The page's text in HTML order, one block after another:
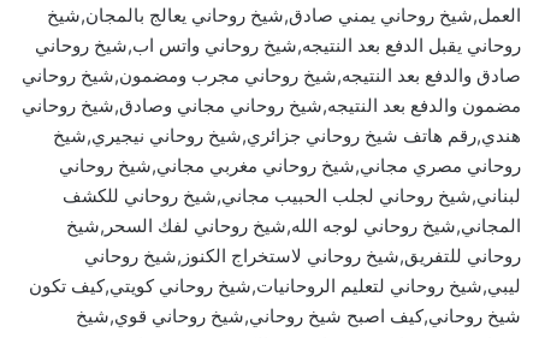
العمل,شيخ روحاني يمني صادق,شيخ روحاني يعالج بالمجان,شيخ
روحاني يقبل الدفع بعد النتيجه,شيخ روحاني واتس اب,شيخ روحاني
صادق والدفع بعد النتيجه,شيخ روحاني مجرب ومضمون,شيخ روحاني
مضمون والدفع بعد النتيجه,شيخ روحاني مجاني وصادق,شيخ روحاني
هندي,رقم هاتف شيخ روحاني جزائري,شيخ روحاني نيجيري,شيخ
روحاني مصري مجاني,شيخ روحاني مغربي مجاني,شيخ روحاني
لبناني,شيخ روحاني لجلب الحبيب مجاني,شيخ روحاني للكشف
المجاني,شيخ روحاني لوجه الله,شيخ روحاني لفك السحر,شيخ
روحاني للتفريق,شيخ روحاني لاستخراج الكنوز,شيخ روحاني
ليبي,شيخ روحاني لتعليم الروحانيات,شيخ روحاني كويتي,كيف تكون
شيخ روحاني,كيف اصبح شيخ روحاني,شيخ روحاني قوي,شيخ